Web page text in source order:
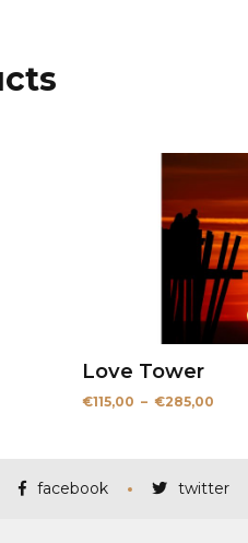
Love Tower
€115,00 – €285,00Plage
facebook twitter